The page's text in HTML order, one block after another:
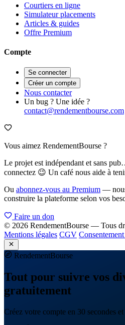
Courtiers en ligne
Simulateur placements
Articles & guides
Offre Premium
Compte
Se connecter
Créer un compte
Nous contacter
Un bug ? Une idée ?
contact@rendementbourse.com
Vous aimez RendementBourse ?
Le projet est indépendant et sans
connectez 😉 Un café nous aide à
Ou abonnez-vous au Premium —
construire la plateforme selon vos
Faire un don
© 2026 RendementBourse — Tous
Mentions légales CGV
RendementBourse
Tout pour suivre vos
gratuitement
Créez votre compte en 30 secondes et